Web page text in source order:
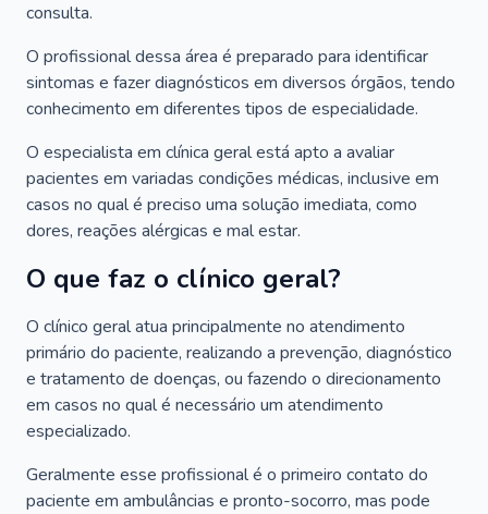
consulta.
O profissional dessa área é preparado para identificar
sintomas e fazer diagnósticos em diversos órgãos, tendo
conhecimento em diferentes tipos de especialidade.
O especialista em clínica geral está apto a avaliar
pacientes em variadas condições médicas, inclusive em
casos no qual é preciso uma solução imediata, como
dores, reações alérgicas e mal estar.
O que faz o clínico geral?
O clínico geral atua principalmente no atendimento
primário do paciente, realizando a prevenção, diagnóstico
e tratamento de doenças, ou fazendo o direcionamento
em casos no qual é necessário um atendimento
especializado.
Geralmente esse profissional é o primeiro contato do
paciente em ambulâncias e pronto-socorro, mas pode